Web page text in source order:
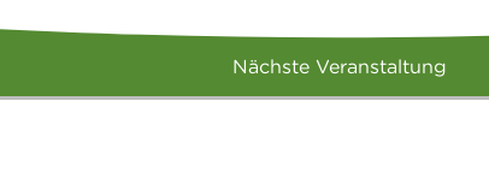
Nächste Veranstaltung